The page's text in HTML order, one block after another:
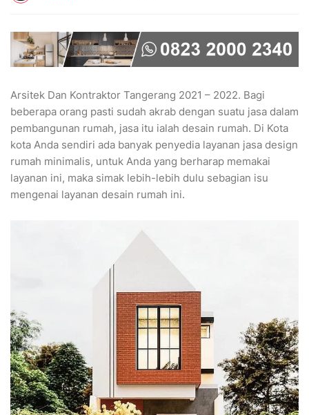
Arsitek Dan Kontraktor Tangerang 2021 – 2022. Bagi
beberapa orang pasti sudah akrab dengan suatu jasa dalam
pembangunan rumah, jasa itu ialah desain rumah. Di Kota
kota Anda sendiri ada banyak penyedia layanan jasa design
rumah minimalis, untuk Anda yang berharap memakai
layanan ini, maka simak lebih-lebih dulu sebagian isu
mengenai layanan desain rumah ini.